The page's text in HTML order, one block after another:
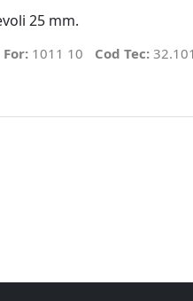
25 mm.
For: 1011 10 Cod Tec: